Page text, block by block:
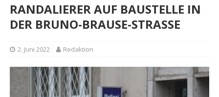
RANDALIERER AUF BAUSTELLE IN
DER BRUNO-BRAUSE-STRASSE
2. Juni 2022 Redaktion